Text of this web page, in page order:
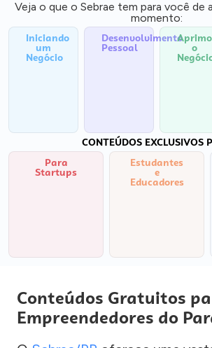
Veja o que o Sebrae tem para você de
momento:
Iniciando
um
Negócio
Desenvolvimento
Pessoal o
CONTEÚDOS EXCLUSIVOS
Para
Startups
Estudantes
e
Educadores
Conteúdos Gratuitos
Empreendedores do